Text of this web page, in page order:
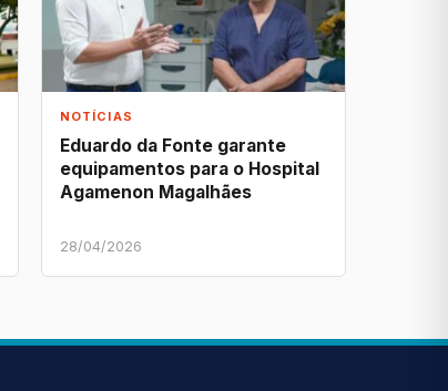
NOTÍCIAS
Eduardo da Fonte garante
equipamentos para o Hospital
Agamenon Magalhães
28/04/2026